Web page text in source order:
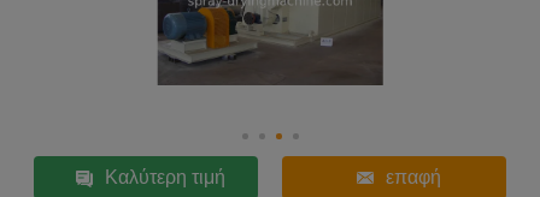
Καλύτερη τιμή επαφή